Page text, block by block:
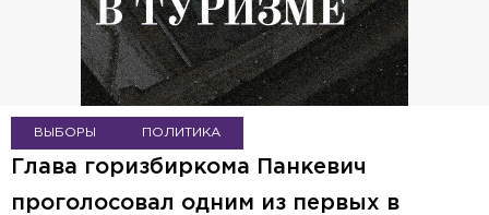
ВЫБОРЫ ПОЛИТИКА
Глава горизбиркома Панкевич
проголосовал одним из первых в